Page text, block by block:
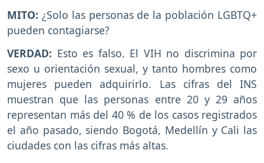
MITO: ¿Solo las personas de la población LGBTQ+
pueden contagiarse?
VERDAD: Esto es falso. El VIH no discrimina por
sexo u orientación sexual, y tanto hombres como
mujeres pueden adquirirlo. Las cifras del INS
muestran que las personas entre 20 y 29 años
representan más del 40 % de los casos registrados
el año pasado, siendo Bogotá, Medellín y Cali las
ciudades con las cifras más altas.